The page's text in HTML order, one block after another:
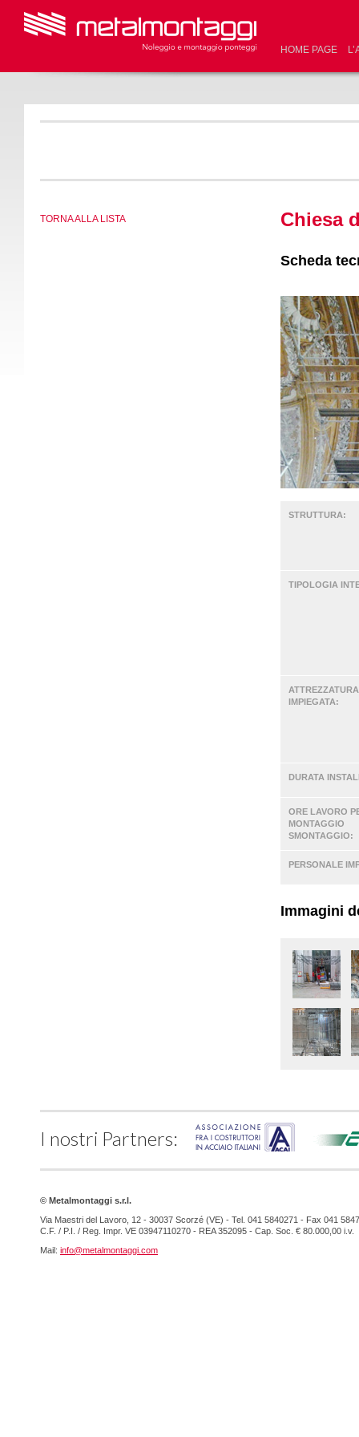
HOME PAGE
TORNA ALLA LISTA Chiesa
Scheda
STRUTTURA:
TIPOLOGIA
ATTREZZATURA
IMPIEGATA:
DURATA
ORE LAVORO
MONTAGGIO
SMONTAGGIO:
PERSONALE
Immagini
I nostri Partners:
© Metalmontaggi s.r.l.
Via Maestri del Lavoro, 12 - 30037 Scorzé (VE) - Tel. 041 5840271 - Fax 041
C.F. / P.I. / Reg. Impr. VE 03947110270 - REA 352095 - Cap. Soc. € 80.000,00 i.v.
Mail: info@metalmontaggi.com